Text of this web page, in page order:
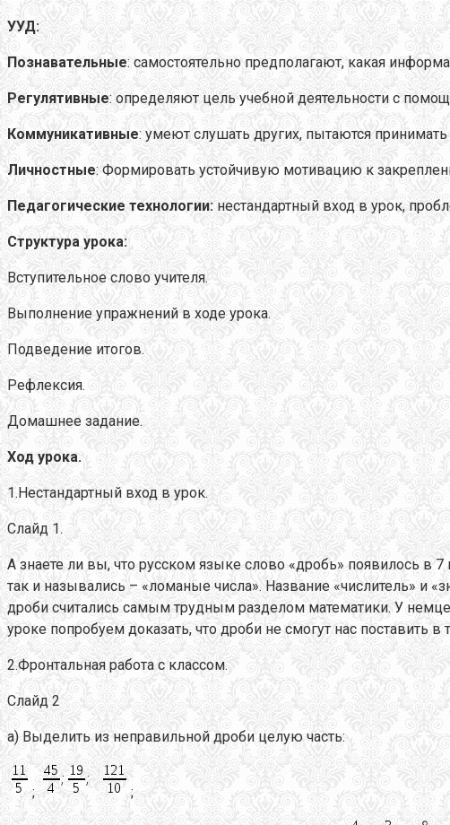
УУД:
Познавательные: самостоятельно предполагают, какая
Регулятивные: определяют цель учебной деятельности с
Коммуникативные: умеют слушать других, пытаются
Личностные: Формировать устойчивую мотивацию к
Педагогические технологии: нестандартный вход в урок,
Структура урока:
Вступительное слово учителя.
Выполнение упражнений в ходе урока.
Подведение итогов.
Рефлексия.
Домашнее задание.
Ход урока.
1.Нестандартный вход в урок.
Слайд 1.
А знаете ли вы, что русском языке слово «дробь» появилось в
так и назывались – «ломаные числа». Название «числитель» и
дроби считались самым трудным разделом математики. У
уроке попробуем доказать, что дроби не смогут нас поставить
2.Фронтальная работа с классом.
Слайд 2
а) Выделить из неправильной дроби целую часть:
; ;